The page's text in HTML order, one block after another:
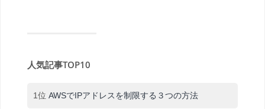
人気記事TOP10
1位 AWSでIPアドレスを制限する３つの方法